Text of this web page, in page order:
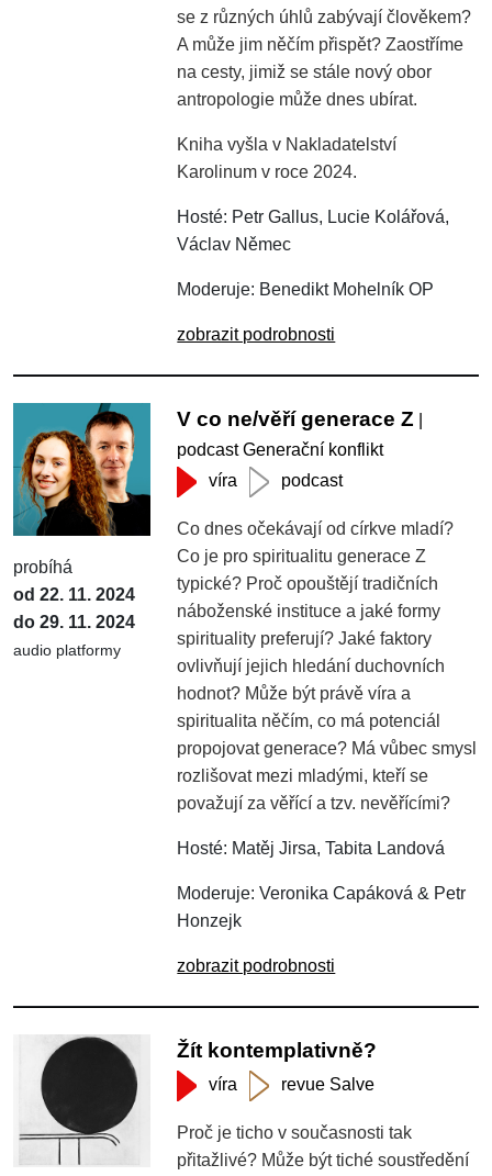
se z různých úhlů zabývají člověkem?
A může jim něčím přispět? Zaostříme
na cesty, jimiž se stále nový obor
antropologie může dnes ubírat.
Kniha vyšla v Nakladatelství
Karolinum v roce 2024.
Hosté: Petr Gallus, Lucie Kolářová,
Václav Němec
Moderuje: Benedikt Mohelník OP
zobrazit podrobnosti
probíhá
od 22. 11. 2024
do 29. 11. 2024
audio platformy
V co ne/věří generace Z
podcast Generační konflikt
víra
podcast
Co dnes očekávají od církve mladí?
Co je pro spiritualitu generace Z
typické? Proč opouštějí tradičních
náboženské instituce a jaké formy
spirituality preferují? Jaké faktory
ovlivňují jejich hledání duchovních
hodnot? Může být právě víra a
spiritualita něčím, co má potenciál
propojovat generace? Má vůbec smysl
rozlišovat mezi mladými, kteří se
považují za věřící a tzv. nevěřícími?
Hosté: Matěj Jirsa, Tabita Landová
Moderuje: Veronika Capáková & Petr
Honzejk
zobrazit podrobnosti
Žít kontemplativně?
víra revue Salve
Proč je ticho v současnosti tak
přitažlivé? Může být tiché soustředění